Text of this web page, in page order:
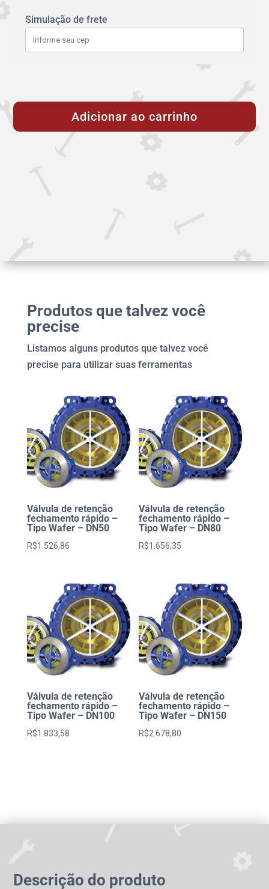
Simulação de frete
Borboleta
API
Adicionar ao carrinho
Produtos que talvez você
precise
Listamos alguns produtos que talvez você
precise para utilizar suas ferramentas
Válvula de retenção
fechamento rápido –
Tipo Wafer – DN50
R$1.526,86
Válvula de retenção
fechamento rápido –
Tipo Wafer – DN80
R$1.656,35
Válvula de retenção
fechamento rápido –
Tipo Wafer – DN100
R$1.833,58
Válvula de retenção
fechamento rápido –
Tipo Wafer – DN150
R$2.678,80
Descrição do produto